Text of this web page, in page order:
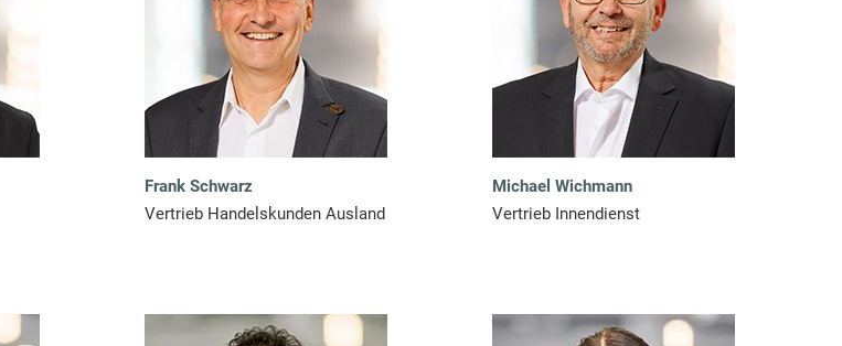
Frank Schwarz
Vertrieb Handelskunden Ausland
Michael Wichmann
Vertrieb Innendienst